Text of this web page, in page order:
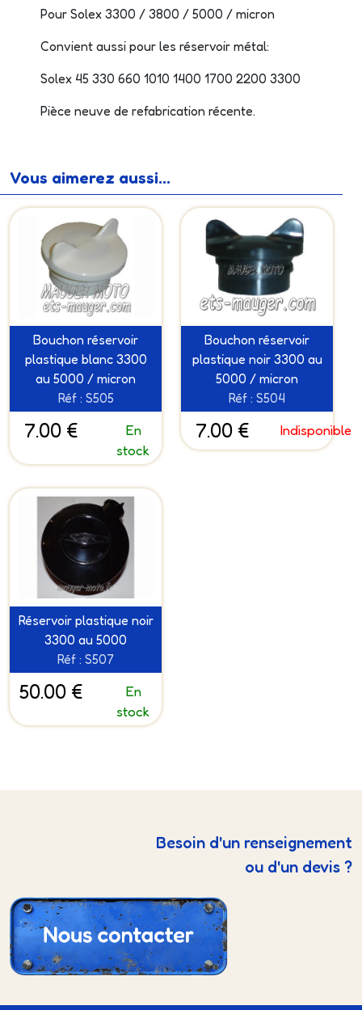
Pour Solex 3300 / 3800 / 5000 / micron
Convient aussi pour les réservoir métal:
Solex 45 330 660 1010 1400 1700 2200 3300
Pièce neuve de refabrication récente.
Vous aimerez aussi...
Bouchon réservoir
plastique blanc 3300
au 5000 / micron
Réf : S505
7.00 €
En
stock
Bouchon réservoir
plastique noir 3300 au
5000 / micron
Réf : S504
7.00 € Indisponible
Réservoir plastique noir
3300 au 5000
Réf : S507
50.00 €
En
stock
Besoin d'un renseignement
ou d'un devis ?